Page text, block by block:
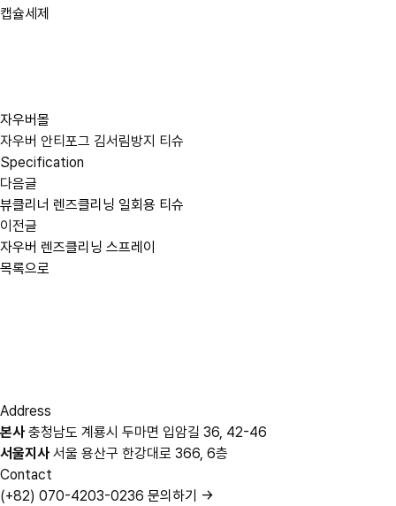
캡슐세제
자우버몰
자우버 안티포그 김서림방지 티슈
Specification
다음글
뷰클리너 렌즈클리닝 일회용 티슈
이전글
자우버 렌즈클리닝 스프레이
목록으로
Address
본사 충청남도 계룡시 두마면 입암길 36, 42-46
서울지사 서울 용산구 한강대로 366, 6층
Contact
(+82) 070-4203-0236 문의하기 →